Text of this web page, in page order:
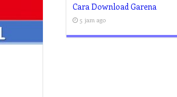
Cara Download Garena
5 jam ago